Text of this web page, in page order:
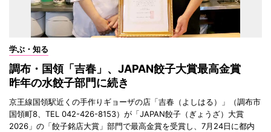
学ぶ・知る
調布・国領「吉春」、JAPAN餃子大賞最高金賞
昨年の水餃子部門に続き
京王線国領駅近くの手作りギョーザの店「吉春（よしはる）」（調布市
国領町8、TEL 042-426-8153）が「JAPAN餃子（ぎょうざ）大賞
2026」の「餃子銘店大賞」部門で最高金賞を受賞し、7月24日に都内